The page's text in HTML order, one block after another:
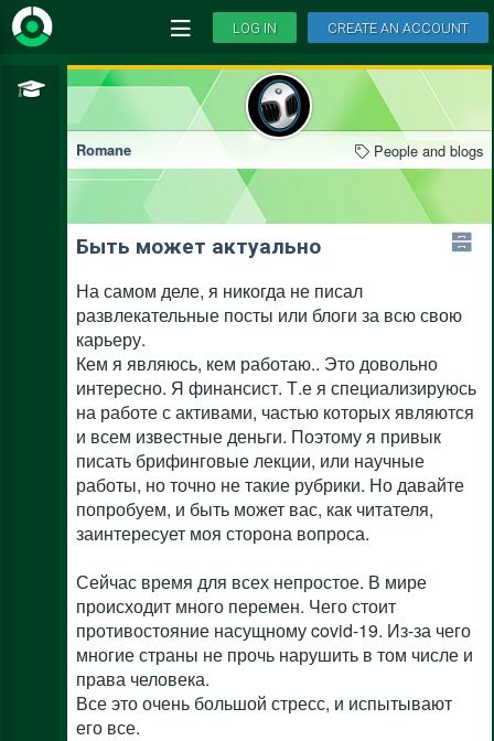
LOG IN CREATE AN ACCOUNT
Romane People and blogs
Быть может актуально
На самом деле, я никогда не писал
развлекательные посты или блоги за всю свою
карьеру.
Кем я являюсь, кем работаю.. Это довольно
интересно. Я финансист. Т.е я специализируюсь
на работе с активами, частью которых являются
и всем известные деньги. Поэтому я привык
писать брифинговые лекции, или научные
работы, но точно не такие рубрики. Но давайте
попробуем, и быть может вас, как читателя,
заинтересует моя сторона вопроса.
Сейчас время для всех непростое. В мире
происходит много перемен. Чего стоит
противостояние насущному covid-19. Из-за чего
многие страны не прочь нарушить в том числе и
права человека.
Все это очень большой стресс, и испытывают
его все.